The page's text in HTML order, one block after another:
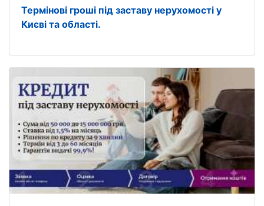
Термінові гроші під заставу нерухомості у
Києві та області.